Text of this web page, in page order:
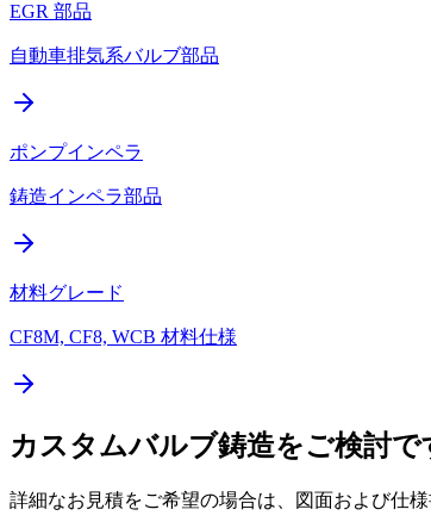
EGR 部品
自動車排気系バルブ部品
ポンプインペラ
鋳造インペラ部品
材料グレード
CF8M, CF8, WCB 材料仕様
カスタムバルブ鋳造をご検討で
詳細なお見積をご希望の場合は、図面および仕